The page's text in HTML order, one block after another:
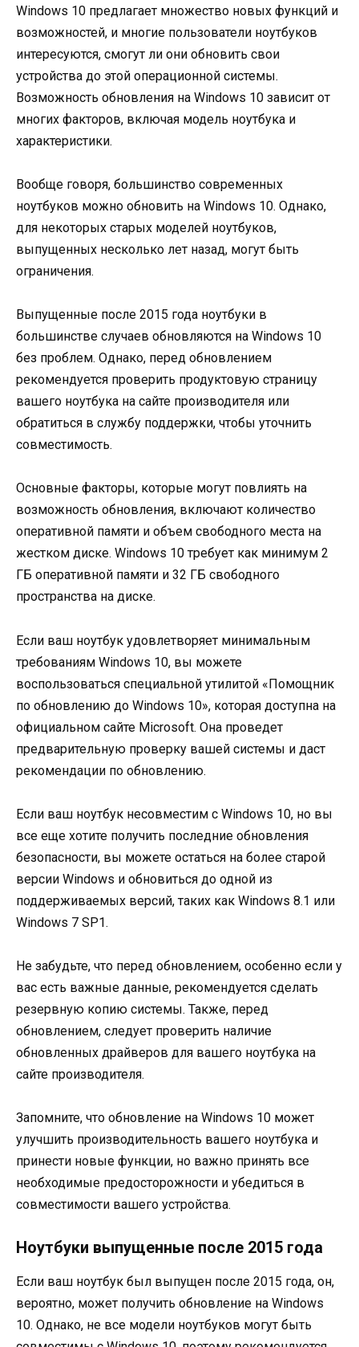
Windows 10 предлагает множество новых функций и
возможностей, и многие пользователи ноутбуков
интересуются, смогут ли они обновить свои
устройства до этой операционной системы.
Возможность обновления на Windows 10 зависит от
многих факторов, включая модель ноутбука и
характеристики.
Вообще говоря, большинство современных
ноутбуков можно обновить на Windows 10. Однако,
для некоторых старых моделей ноутбуков,
выпущенных несколько лет назад, могут быть
ограничения.
Выпущенные после 2015 года ноутбуки в
большинстве случаев обновляются на Windows 10
без проблем. Однако, перед обновлением
рекомендуется проверить продуктовую страницу
вашего ноутбука на сайте производителя или
обратиться в службу поддержки, чтобы уточнить
совместимость.
Основные факторы, которые могут повлиять на
возможность обновления, включают количество
оперативной памяти и объем свободного места на
жестком диске. Windows 10 требует как минимум 2
ГБ оперативной памяти и 32 ГБ свободного
пространства на диске.
Если ваш ноутбук удовлетворяет минимальным
требованиям Windows 10, вы можете
воспользоваться специальной утилитой «Помощник
по обновлению до Windows 10», которая доступна на
официальном сайте Microsoft. Она проведет
предварительную проверку вашей системы и даст
рекомендации по обновлению.
Если ваш ноутбук несовместим с Windows 10, но вы
все еще хотите получить последние обновления
безопасности, вы можете остаться на более старой
версии Windows и обновиться до одной из
поддерживаемых версий, таких как Windows 8.1 или
Windows 7 SP1.
Не забудьте, что перед обновлением, особенно если у
вас есть важные данные, рекомендуется сделать
резервную копию системы. Также, перед
обновлением, следует проверить наличие
обновленных драйверов для вашего ноутбука на
сайте производителя.
Запомните, что обновление на Windows 10 может
улучшить производительность вашего ноутбука и
принести новые функции, но важно принять все
необходимые предосторожности и убедиться в
совместимости вашего устройства.
Ноутбуки выпущенные после 2015 года
Если ваш ноутбук был выпущен после 2015 года, он,
вероятно, может получить обновление на Windows
10. Однако, не все модели ноутбуков могут быть